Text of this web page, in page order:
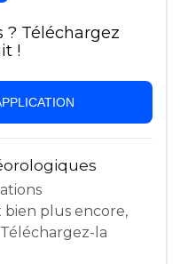
? Téléchargez
!
plus encore,
la